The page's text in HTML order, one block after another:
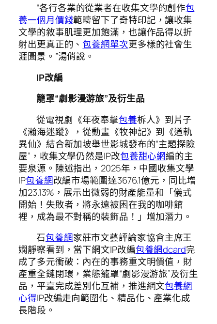
“各行各業的從業者在收集文學的創作包
養一個月價錢範疇留下了奇特印記，讓收集
文學的敘事肌理更加飽滿，也讓作品得以折
射出更真正的、包養網單次更多樣的社會生
涯圖景。”湯俏說。
IP改編
籠罩“劇影漫游旅”及衍生品
從電視劇《年夜奉擊包養柝人》到片子
《瀚海迷蹤》，從動畫《牧神記》到《道軌
異仙》結合新加坡舉世影城發布的“主題探險
屋”，收集文學仍然是IP改包養甜心網編的主
要泉源。陳述指出，2025年，中國收集文學
IP包養網改編市場範圍達3676.1億元，同比增
加23.13%，展示出微弱的財產能量和「儀式
開始！失敗者，將永遠被困在我的咖啡館
裡，成為最不對稱的裝飾品！」增加潛力。
石包養網家莊市文藝評論家協會主席王
嫻靜察看到，當下網文IP改編包養網dcard完
成了多元衝破：內在的事務重文明價值，財
產重全鏈閉環，業態籠罩“劇影漫游旅”及衍生
品，平臺完成差別化互補，推進網文包養網
心得IP改編走向範圍化、精品化、產業化成
長階段。